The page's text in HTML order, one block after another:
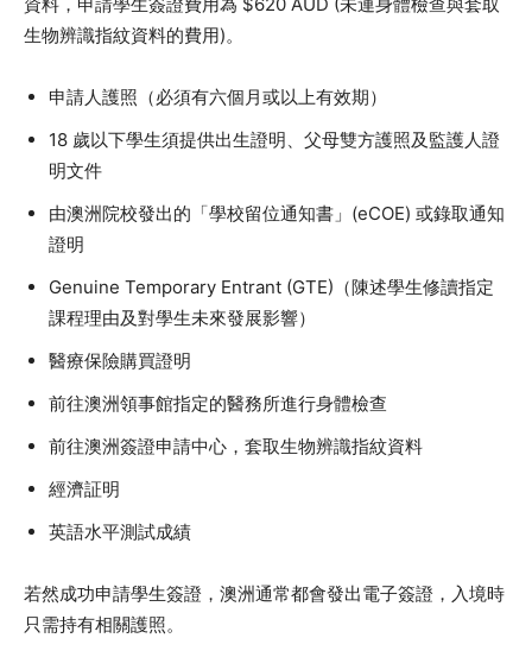
生物辨識指紋資料的費用)。
申請人護照（必須有六個月或以上有效期）
18 歲以下學生須提供出生證明、父母雙方護照及監護人證
明文件
由澳洲院校發出的「學校留位通知書」(eCOE) 或錄取通知
證明
Genuine Temporary Entrant (GTE)（陳述學生修讀指定
課程理由及對學生未來發展影響）
醫療保險購買證明
前往澳洲領事館指定的醫務所進行身體檢查
前往澳洲簽證申請中心，套取生物辨識指紋資料
經濟証明
英語水平測試成績
若然成功申請學生簽證，澳洲通常都會發出電子簽證，入境時
只需持有相關護照。